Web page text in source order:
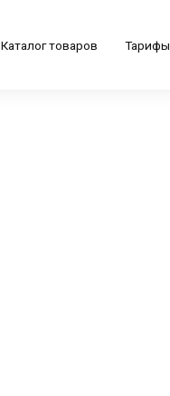
Каталог товаров Тарифы